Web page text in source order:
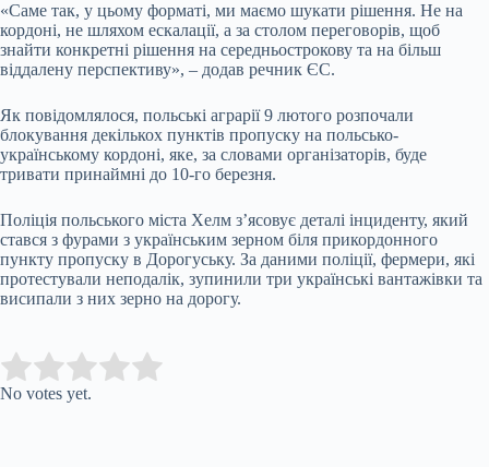
«Саме так, у цьому форматі, ми маємо шукати рішення. Не на
кордоні, не шляхом ескалації, а за столом переговорів, щоб
знайти конкретні рішення на середньострокову та на більш
віддалену перспективу», – додав речник ЄС.
Як повідомлялося, польські аграрії 9 лютого розпочали
блокування декількох пунктів пропуску на польсько-
українському кордоні, яке, за словами організаторів, буде
тривати принаймні до 10-го березня.
Поліція польського міста Хелм з’ясовує деталі інциденту, який
стався з фурами з українським зерном біля прикордонного
пункту пропуску в Дорогуську. За даними поліції, фермери, які
протестували неподалік, зупинили три українські вантажівки та
висипали з них зерно на дорогу.
Rate this item:
No votes yet.